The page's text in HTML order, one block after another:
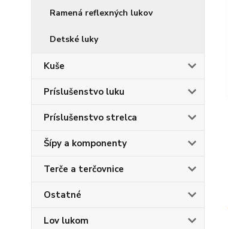
Ramená reflexných lukov
Detské luky
Kuše
Príslušenstvo luku
Príslušenstvo strelca
Šípy a komponenty
Terče a terčovnice
Ostatné
Lov lukom